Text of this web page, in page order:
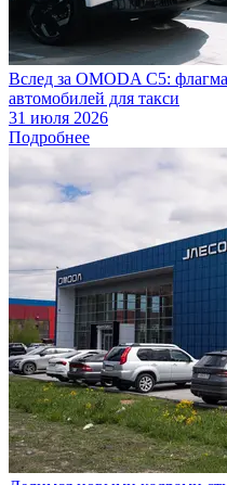
Вслед за OMODA C5:
автомобилей для такси
31 июля 2026
Подробнее